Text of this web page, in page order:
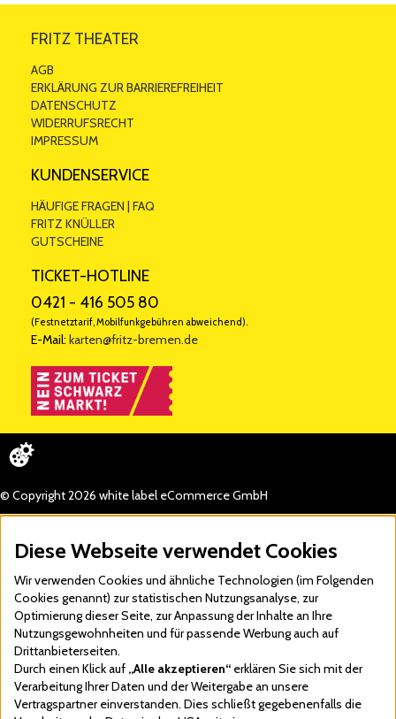
FRITZ THEATER
AGB
ERKLÄRUNG ZUR BARRIEREFREIHEIT
DATENSCHUTZ
WIDERRUFSRECHT
IMPRESSUM
KUNDENSERVICE
HÄUFIGE FRAGEN | FAQ
FRITZ KNÜLLER
GUTSCHEINE
TICKET-HOTLINE
0421 - 416 505 80
(Festnetztarif, Mobilfunkgebühren abweichend).
E-Mail: karten@fritz-bremen.de
© Copyright 2026 white label eCommerce GmbH
Diese Webseite verwendet Cookies
Wir verwenden Cookies und ähnliche Technologien (im Folgenden
Cookies genannt) zur statistischen Nutzungsanalyse, zur
Optimierung dieser Seite, zur Anpassung der Inhalte an Ihre
Nutzungsgewohnheiten und für passende Werbung auch auf
Drittanbieterseiten.
Durch einen Klick auf „Alle akzeptieren“ erklären Sie sich mit der
Verarbeitung Ihrer Daten und der Weitergabe an unsere
Vertragspartner einverstanden. Dies schließt gegebenenfalls die